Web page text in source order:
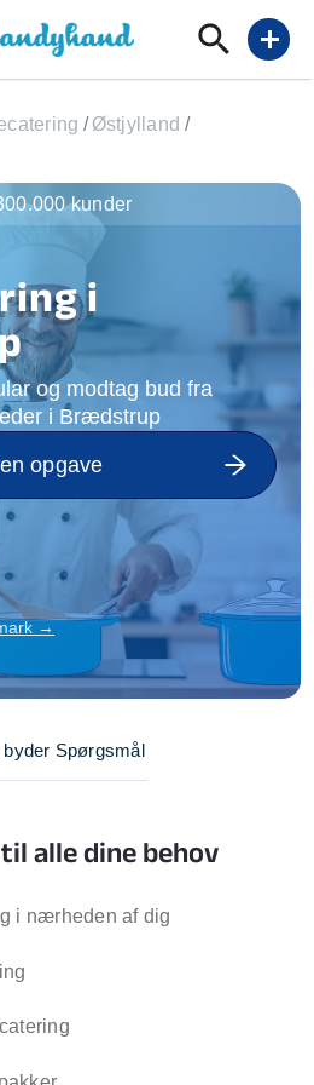
add
/ Østjylland /
i
og modtag bud fra
i Brædstrup
opgave
→
Spørgsmål
alle dine behov
i nærheden af dig
kunder